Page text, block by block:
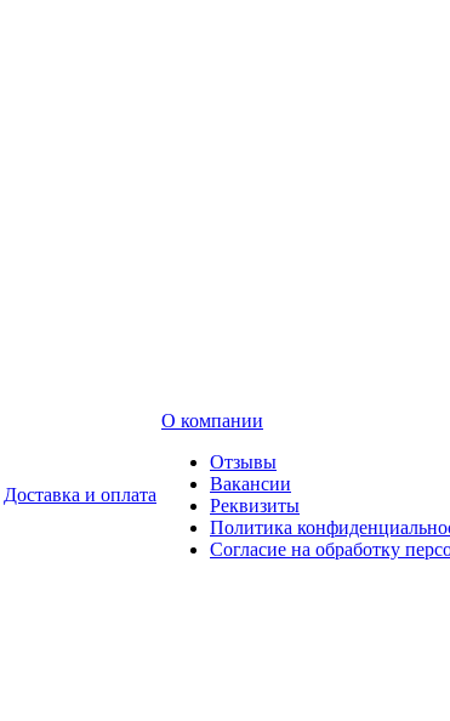
Доставка и оплата
О компании
Отзывы
Вакансии
Реквизиты
Политика
Согласие на обработку